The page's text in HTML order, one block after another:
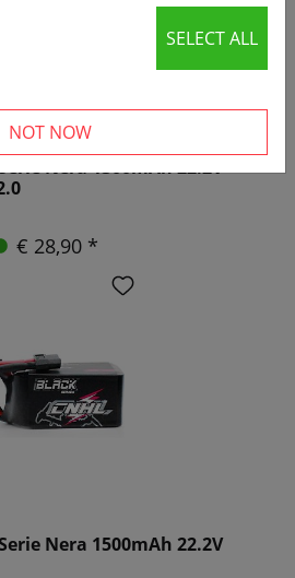
Nera 1300mAh 22.2V
€ 28,90 *
Nera 1500mAh 22.2V
SELECT ALL
NOT NOW